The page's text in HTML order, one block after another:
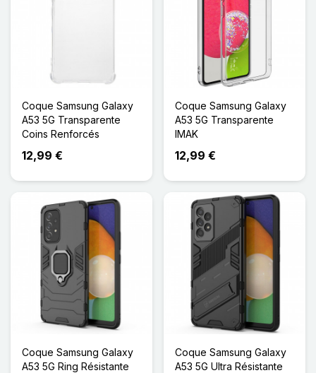
Coque Samsung Galaxy
A53 5G Transparente
Coins Renforcés
12,99 €
Coque Samsung Galaxy
A53 5G Transparente
IMAK
12,99 €
Coque Samsung Galaxy
A53 5G Ring Résistante
Coque Samsung Galaxy
A53 5G Ultra Résistante